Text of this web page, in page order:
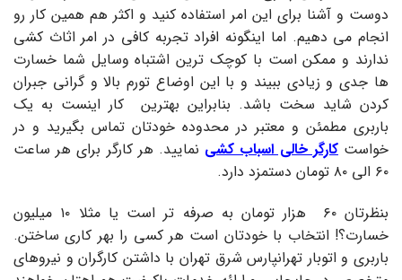
دوست و آشنا برای این امر استفاده کنید و اکثر هم همین کار رو
انجام می دهیم. اما اینگونه افراد تجربه کافی در امر اثاث کشی
ندارند و ممکن است با کوچک ترین اشتباه وسایل شما خسارت
ها جدی و زیادی ببیند و با این اوضاع تورم بالا و گرانی جبران
کردن شاید سخت باشد. بنابراین بهترین کار اینست به یک
باربری مطمئن و معتبر در محدوده خودتان تماس بگیرید و در
خواست کارگر خالی اسباب کشی نمایید. هر کارگر برای هر ساعت
۶۰ الی ۸۰ تومان دستمزد دارد.
بنظرتان ۶۰ هزار تومان به صرفه تر است یا مثلا ۱۰ میلیون
خسارت؟! انتخاب با خودتان است هر کسی را بهر کاری ساختن.
باربری و اتوبار تهرانپارس شرق تهران با داشتن کارگران و نیروهای